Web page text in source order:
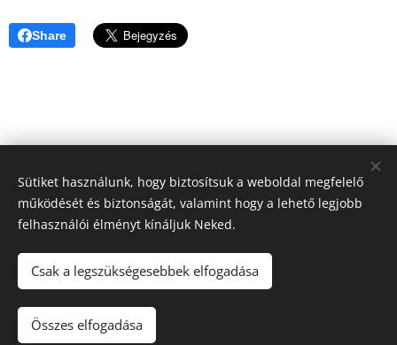
Share
Sütiket használunk, hogy biztosítsuk a weboldal megfelelő
működését és biztonságát, valamint hogy a lehető legjobb
felhasználói élményt kínáljuk Neked.
Csak a legszükségesebbek elfogadása
Összes elfogadása